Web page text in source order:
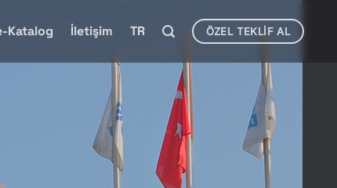
Katalog İletişim TR ÖZEL TEKLIF AL